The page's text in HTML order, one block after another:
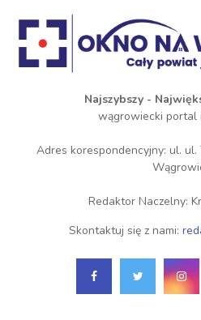
Najszybszy -
wągrowiecki portal
Adres korespondencyjny: ul.
Redaktor Naczelny:
Skontaktuj się z nami: